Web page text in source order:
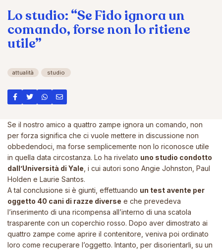
Lo studio: “Se Fido ignora un
comando, forse non lo ritiene
utile”
attualità studio
Se il nostro amico a quattro zampe ignora un comando, non
per forza significa che ci vuole mettere in discussione non
obbedendoci, ma forse semplicemente non lo riconosce utile
in quella data circostanza. Lo ha rivelato uno studio condotto
dall’Università di Yale , i cui autori sono Angie Johnston, Paul
Holden e Laurie Santos.
A tal conclusione si è giunti, effettuando un test avente per
oggetto 40 cani di razze diverse e che prevedeva
l’inserimento di una ricompensa all’interno di una scatola
trasparente con un coperchio rosso. Dopo aver dimostrato ai
quattro zampe come aprire il contenitore, veniva poi ordinato
loro come recuperare l’oggetto. Intanto, per disorientarli, su un